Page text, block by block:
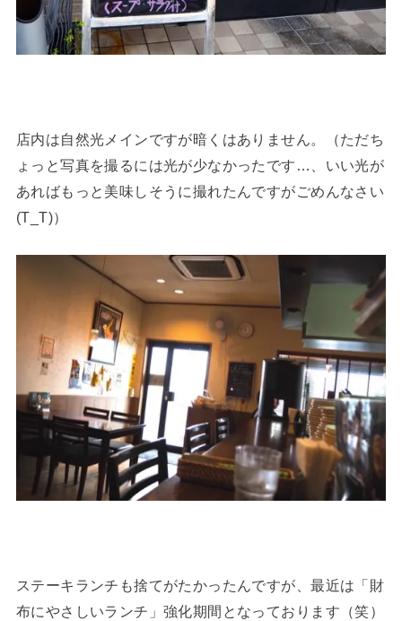
店内は自然光メインですが暗くはありません。（ただち
ょっと写真を撮るには光が少なかったです…、いい光が
あればもっと美味しそうに撮れたんですがごめんなさい
(T_T)）
ステーキランチも捨てがたかったんですが、最近は「財
布にやさしいランチ」強化期間となっております（笑）